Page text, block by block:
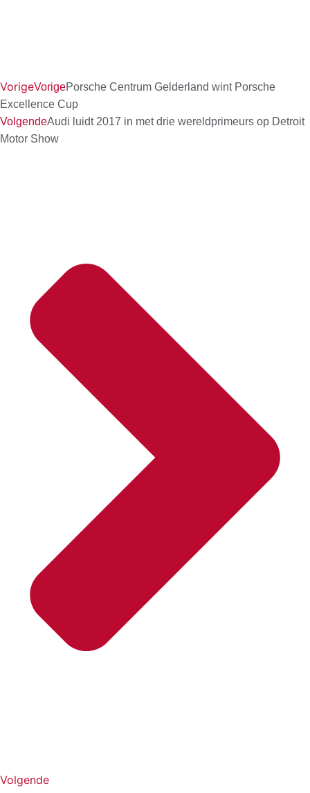
VorigeVorigePorsche Centrum Gelderland wint Porsche
Excellence Cup
VolgendeAudi luidt 2017 in met drie wereldprimeurs op Detroit
Motor Show
Volgende